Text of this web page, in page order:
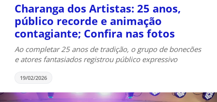
Charanga dos Artistas: 25 anos,
público recorde e animação
contagiante; Confira nas fotos
Ao completar 25 anos de tradição, o grupo de bonecões
e atores fantasiados registrou público expressivo
19/02/2026